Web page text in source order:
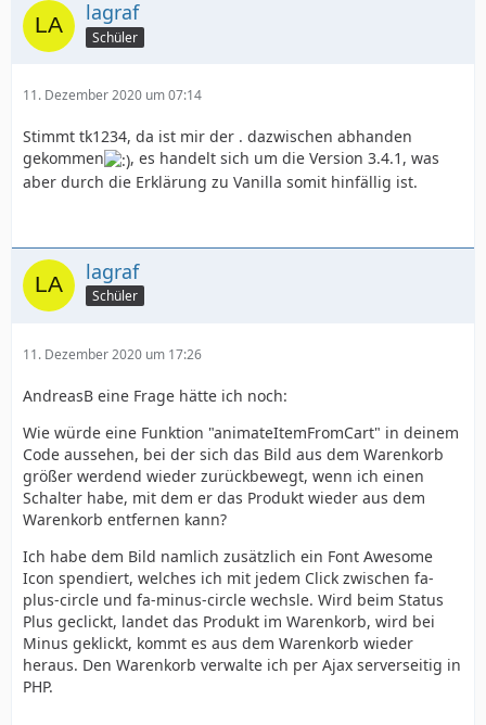
lagraf
Schüler
11. Dezember 2020 um 07:14
Stimmt tk1234, da ist mir der . dazwischen abhanden
gekommen
, es handelt sich um die Version 3.4.1, was
aber durch die Erklärung zu Vanilla somit hinfällig ist.
lagraf
Schüler
11. Dezember 2020 um 17:26
AndreasB eine Frage hätte ich noch:
Wie würde eine Funktion "animateItemFromCart" in deinem
Code aussehen, bei der sich das Bild aus dem Warenkorb
größer werdend wieder zurückbewegt, wenn ich einen
Schalter habe, mit dem er das Produkt wieder aus dem
Warenkorb entfernen kann?
Ich habe dem Bild namlich zusätzlich ein Font Awesome
Icon spendiert, welches ich mit jedem Click zwischen fa-
plus-circle und fa-minus-circle wechsle. Wird beim Status
Plus geclickt, landet das Produkt im Warenkorb, wird bei
Minus geklickt, kommt es aus dem Warenkorb wieder
heraus. Den Warenkorb verwalte ich per Ajax serverseitig in
PHP.